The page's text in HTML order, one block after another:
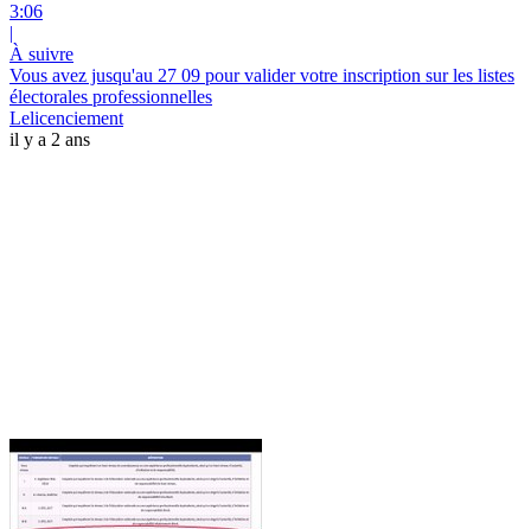
3:06
|
À suivre
Vous avez jusqu'au 27 09 pour valider votre inscription sur les listes
électorales professionnelles
Lelicenciement
il y a 2 ans